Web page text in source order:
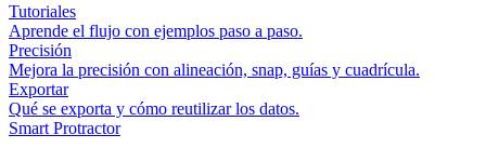
Tutoriales
Aprende el flujo con ejemplos paso a paso.
Precisión
Mejora la precisión con alineación, snap, guías y cuadrícula.
Exportar
Qué se exporta y cómo reutilizar los datos.
Smart Protractor